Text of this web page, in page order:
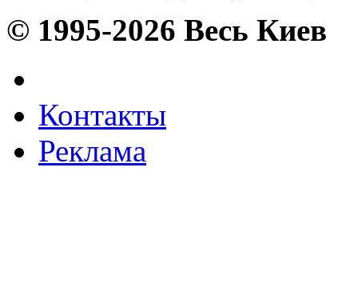
© 1995-2026 Весь Киев
Контакты
Реклама